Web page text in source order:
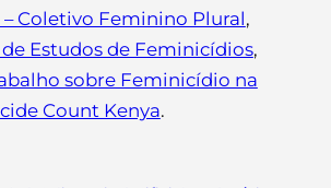
Coletivo Feminino Plural,
Estudos de Feminicídios,
sobre Feminicídio na
Count Kenya.